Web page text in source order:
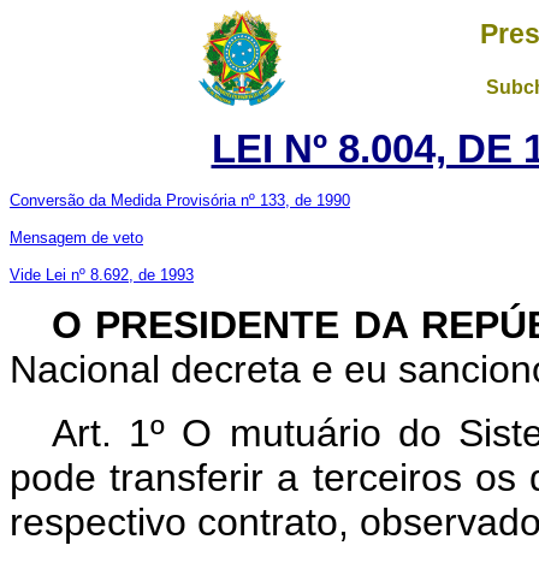
LEI Nº 8.004, DE
Conversão da Medida Provisória nº 133, de 1990
Mensagem de veto
Vide Lei nº 8.692, de 1993
O PRESIDENTE DA
Nacional decreta e eu
Art. 1º O mutuário do
pode transferir a terceiros os
respectivo contrato,